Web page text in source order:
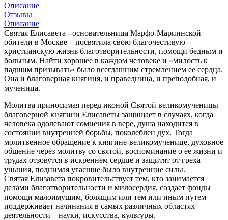
Описание
Отзывы
Описание
Святая Елисавета - основательница Марфо-Мариинской
обители в Москве – посвятила свою благочестивую
христианскую жизнь благотворительности, помощи бедным и
больным. Найти хорошее в каждом человеке и «милость к
падшим призывать» было всегдашним стремлением ее сердца.
Она и благоверная княгиня, и праведница, и преподобная, и
мученица.
Молитва приносимая перед иконой Святой великомученицы
благоверной княгини Елисаветы защищает в случаях, когда
человека одолевают сомнения в вере, душа находится в
состоянии внутренней борьбы, поколеблен дух. Тогда
молитвенное обращение к княгине-великомученице, духовное
общение через молитву со святой, воспоминание о ее жизни и
трудах отзовутся в искреннем сердце и защитят от греха
уныния, поднимая угасшие было внутренние силы.
Cвятая Елизавета покровительствует тем, кто занимается
делами благотворительности и милосердия, создает фонды
помощи малоимущим, болящим или тем или иным путем
поддерживает начинания в самых различных областях
деятельности – науки, искусства, культуры.